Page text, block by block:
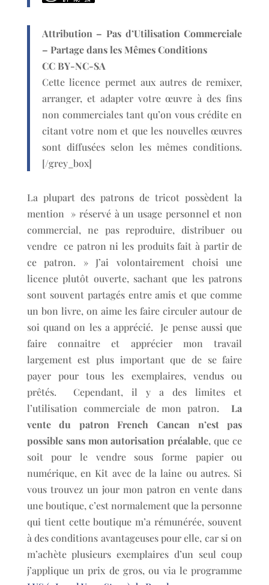
Attribution – Pas d’Utilisation Commerciale
– Partage dans les Mêmes Conditions
CC BY-NC-SA
Cette licence permet aux autres de remixer,
arranger, et adapter votre œuvre à des fins
non commerciales tant qu’on vous crédite en
citant votre nom et que les nouvelles œuvres
sont diffusées selon les mêmes conditions.
[/grey_box]
La plupart des patrons de tricot possèdent la
mention » réservé à un usage personnel et non
commercial, ne pas reproduire, distribuer ou
vendre ce patron ni les produits fait à partir de
ce patron. » J’ai volontairement choisi une
licence plutôt ouverte, sachant que les patrons
sont souvent partagés entre amis et que comme
un bon livre, on aime les faire circuler autour de
soi quand on les a apprécié. Je pense aussi que
faire connaitre et apprécier mon travail
largement est plus important que de se faire
payer pour tous les exemplaires, vendus ou
prêtés. Cependant, il y a des limites et
l’utilisation commerciale de mon patron.
La
vente du patron French Cancan n’est pas
possible sans mon autorisation préalable, que ce
soit pour le vendre sous forme papier ou
numérique, en Kit avec de la laine ou autres. Si
vous trouvez un jour mon patron en vente dans
une boutique, c’est normalement que la personne
qui tient cette boutique m’a rémunérée, souvent
à des conditions avantageuses pour elle, car si on
m’achète plusieurs exemplaires d’un seul coup
j’applique un prix de gros, ou via le programme